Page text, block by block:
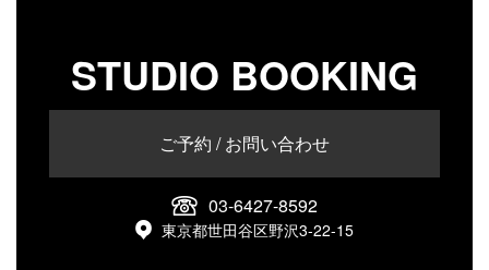
STUDIO BOOKING
ご予約 / お問い合わせ
03-6427-8592
東京都世田谷区野沢3-22-15